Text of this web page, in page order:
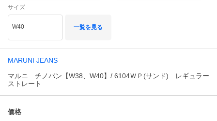
サイズ
W40 一覧を見る
MARUNI JEANS
マルニ チノパン【W38、W40】/ 6104ＷＰ(サンド) レギュラー
ストレート
価格